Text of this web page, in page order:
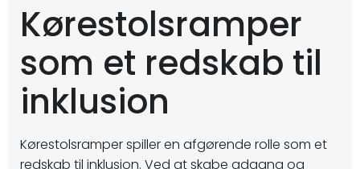
Kørestolsramper
som et redskab til
inklusion
Kørestolsramper spiller en afgørende rolle som et
redskab til inklusion. Ved at skabe adgang og